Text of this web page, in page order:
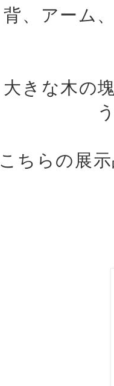
背、アーム
大きな木の
こちらの展